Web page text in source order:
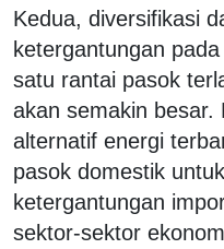
Kedua, diversifikasi
ketergantungan
satu rantai pasok
akan semakin besar.
alternatif energi
pasok domestik
ketergantungan
sektor-sektor